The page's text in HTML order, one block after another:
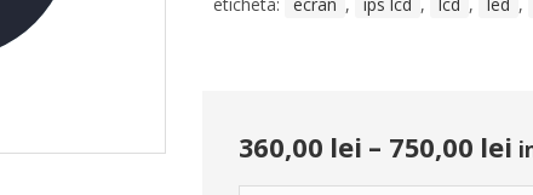
eticheta: ecran , ips lcd , lcd , led ,
360,00 lei – 750,00 lei